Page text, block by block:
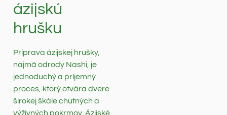
ázijskú
hrušku
Príprava ázijskej hrušky,
najmä odrody Nashi, je
jednoduchý a príjemný
proces, ktorý otvára dvere
širokej škále chutných a
výživných pokrmov. Ázijské